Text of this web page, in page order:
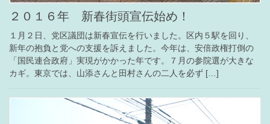
２０１６年 新春街頭宣伝始め！
１月２日、党区議団は新春宣伝を行いました。区内５駅を回り、
新年の抱負と党への支援を訴えました。今年は、安倍政権打倒の
「国民連合政府」実現がかかった年です。７月の参院選が大きな
カギ。東京では、山添さんと田村さんの二人を必ず […]